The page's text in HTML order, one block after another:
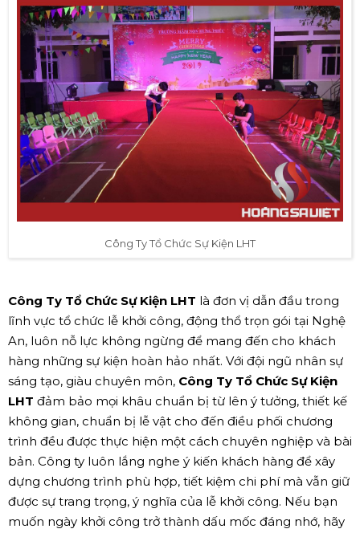
Công Ty Tổ Chức Sự Kiện LHT
Công Ty Tổ Chức Sự Kiện LHT là đơn vị dẫn đầu trong
lĩnh vực tổ chức lễ khởi công, động thổ trọn gói tại Nghệ
An, luôn nỗ lực không ngừng để mang đến cho khách
hàng những sự kiện hoàn hảo nhất. Với đội ngũ nhân sự
sáng tạo, giàu chuyên môn, Công Ty Tổ Chức Sự Kiện
LHT đảm bảo mọi khâu chuẩn bị từ lên ý tưởng, thiết kế
không gian, chuẩn bị lễ vật cho đến điều phối chương
trình đều được thực hiện một cách chuyên nghiệp và bài
bản. Công ty luôn lắng nghe ý kiến khách hàng để xây
dựng chương trình phù hợp, tiết kiệm chi phí mà vẫn giữ
được sự trang trọng, ý nghĩa của lễ khởi công. Nếu bạn
muốn ngày khởi công trở thành dấu mốc đáng nhớ, hãy